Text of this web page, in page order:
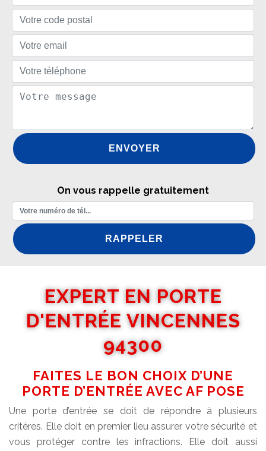
On vous rappelle gratuitement
EXPERT EN PORTE
D'ENTRÉE VINCENNES
94300
FAITES LE BON CHOIX D’UNE
PORTE D’ENTRÉE AVEC AF POSE
Une porte d’entrée se doit de répondre à plusieurs
critères. Elle doit en premier lieu assurer votre sécurité et
vous protéger contre les infractions. Elle doit aussi